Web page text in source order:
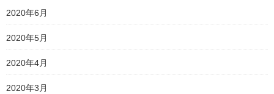
2020年6月
2020年5月
2020年4月
2020年3月